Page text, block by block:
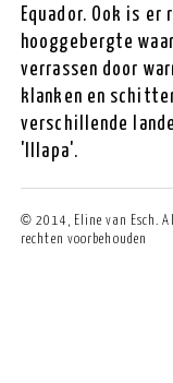
Equador. Ook is
hooggebergte
verrassen door
klanken en
verschillende
'Illapa'.
© 2014, Eline van Esch.
rechten voorbehouden